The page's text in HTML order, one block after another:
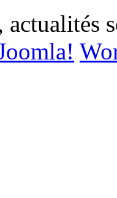
actualités